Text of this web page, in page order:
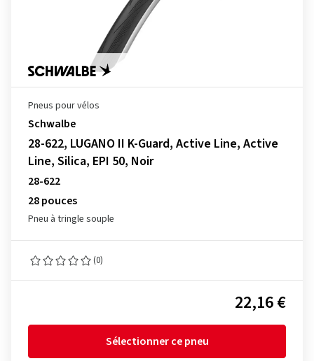
Pneus pour vélos
Schwalbe
28-622, LUGANO II K-Guard, Active Line, Active
Line, Silica, EPI 50, Noir
28-622
28 pouces
Pneu à tringle souple
(0)
22,16 €
Sélectionner ce pneu